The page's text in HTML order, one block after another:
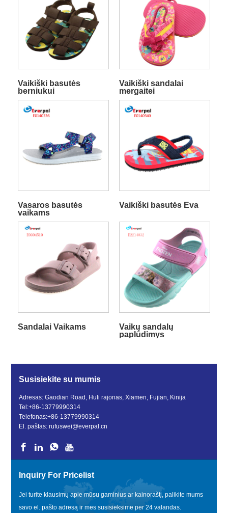
Vaikiški basutės
berniukui
Vaikiški sandalai
mergaitei
Vasaros basutės
vaikams
Vaikiški basutės Eva
Sandalai Vaikams
Vaikų sandalų
paplūdimys
Susisiekite su mumis
Adresas: Gaodian Road, Huli rajonas, Xiamen, Fujian, Kinija
Tel:+86-13779990314
Telefonas:+86-13779990314
El. paštas:rufuswei@everpal.cn
Inquiry For Pricelist
Jei turite klausimų apie mūsų gaminius ar kainoraštį, palikite mums
savo el. pašto adresą ir mes susisieksime per 24 valandas.